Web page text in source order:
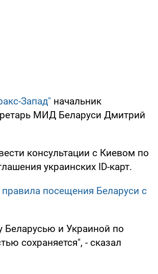
Запад" начальник
МИД Беларуси Дмитрий
консультации с Киевом по
украинских ID-карт.
посещения Беларуси с
и Украиной по
сохраняется", - сказал